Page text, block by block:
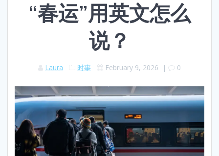
“春运”用英文怎么
说？
Laura 时事 February 9, 2026 | 0